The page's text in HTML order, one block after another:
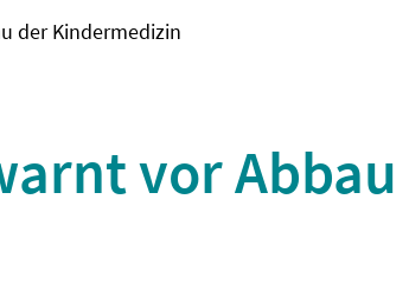
der Kindermedizin
vor